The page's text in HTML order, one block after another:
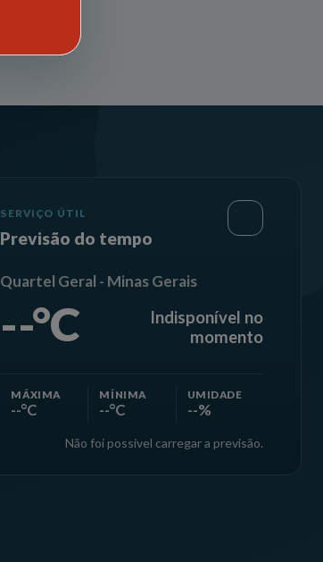
SERVIÇO ÚTIL
Previsão do tempo
Quartel Geral - Minas Gerais
--°C
Indisponível no
momento
MÁXIMA
--°C
MÍNIMA
--°C
UMIDADE
--%
Não foi possível carregar a previsão.